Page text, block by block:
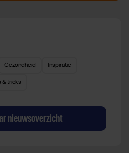
Gezondheid Inspiratie
& tricks
nieuwsoverzicht